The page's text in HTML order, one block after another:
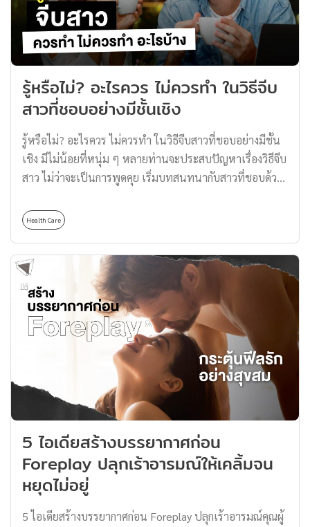
ประเทศญี่ปุ่นและวงการหนังผู้ใหญ่ Shibari (ชิบาริ) เป็น
ศาสตร์ศิลปะการมัดเชือกอย่างนึงในประเทศญี่ปุ่น ซึ่งทำให้
เหล่าศิลปินประยุกต์นำชิบาริมา สื่อถึงความคลั่งไคล้ ความ
อยากตอบสนองอารมณ์ที่เจ็บปวด ด้วยการสร้างความสุข ใน
รูปแบบหนังผู้ใหญ่ รวมไปถึงการถ่ายแบบ เพื่อสร้างอารมณ์
ร่วมที่เจ็บปวดแต่งดงามต่อผลงานศิลปะชิ้นนั้น อีกทั้ง
เพียงอย่างเดียว ยังรวมไปถึงรูปแบบ และเทคนิคการมัดเชือก
ที่แอบแฝงศิลปะไว้ในผลงานอย่างประณีต ด้วยการมัดแบบ
ญี่ปุ่น ปมล็อกต่าง ๆ การไขว้ของเชือกที่แตกต่างกัน ถ้าสังเกต
เข้าใจว่า “Shibari ชิบาริ” ก็คือรสนิยมอย่างนึงในด้านของ
เซ็กซ์ และภาพนู้ดของสาว […]
รู้หรือไม่? อะไรควร ไม่ควรทำ ในวิธีจีบ
สาวที่ชอบอย่างมีชั้นเชิง
รู้หรือไม่? อะไรควร ไม่ควรทำ ในวิธีจีบสาวที่ชอบอย่างมีชั้น
เชิง มีไม่น้อยที่หนุ่ม ๆ หลายท่านจะประสบปัญหาเรื่องวิธีจีบ
สาว ไม่ว่าจะเป็นการพูดคุย เริ่มบทสนทนากับสาวที่ชอบด้วย
แนบเนียน จนทำให้สาว ๆ รู้สึกอึดอัด ไม่สบายใจ ทำให้ต้อง
อกหักกันไปโดยปริยาย บางท่านมีความคิดที่จะจีบสาวแต่ก็คิด
ว่า “เขาสวยเกินไป” “เขาไม่คู่ควรกับเรา” “เขาคงมีแฟน
แล้วแน่นอน” คุณสอบตกตั้งแต่ยังไม่เริ่มจีบสาวแล้วล่ะ หาก
คิดจะรัก จะชอบ ก็ขอให้คุณลงมือสร้างความสัมพันธ์ อย่ามัว
เคอะเขิน ก่อนที่จะเสียโอกาสไปแล้วมารู้สึกเสียดายทีหลัง
โดยที่ยังไม่ได้เริ่มต้นอะไรสักอย่างเลย ทางเราจึงมี “วิธีจีบ
สาว” และการเข้าหาแบบแนบเนียนมาฝาก ต้องบอกก่อนว่า
ความรักไม่มีสูตรสำเร็จ เพราะสาว ๆ แต่ละคนมีสเปกที่ไม่
เหมือนกัน วันนี้ทาง Thomas Thailand จึงอยากจะมาเผย
“วิธีจีบสาว” ที่ควรทำและไม่ควรทำ เพื่อให้มีโอกาสได้ลุ้นกับ
เขาบ้างสักที บอกเลยว่าแนบเนียน มีโอกาสสำเร็จแทบทุก
ครั้ง วิธีจีบสาวที่ควรทำให้เคยชิน เริ่มเปิดเกมบุกได้เลย เป็น
ตัวของตัวเองเข้าไว้คือ วิธีจีบสาว ที่ดีที่สุด วิธีจีบสาวที่เป็นพื้น
ฐานอย่างแรกที่ควรจะทำมากที่สุดคือ การเป็นตัวของตัวเอง
แบบที่คุณเป็นอยู่จริง ๆ ให้อีกฝ่ายได้รู้จักตัวเราว่า ชอบอะไร
มีไลฟ์สไตล์แบบไหน […]
Health Care
5 ไอเดียสร้างบรรยากาศก่อน
Foreplay ปลุกเร้าอารมณ์ให้เคลิ้มจน
หยุดไม่อยู่
5 ไอเดียสร้างบรรยากาศก่อน Foreplay ปลุกเร้าอารมณ์คุณผู้